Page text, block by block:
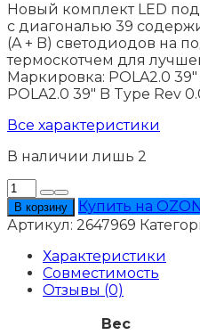
Новый комплект LED
с диагональю 39
(A + B) светодиодов на
термоскотчем для
Маркировка: POLA2.0 39"
POLA2.0 39" B Type Rev
Все характеристики
В наличии лишь 2
Количество
товара
Подсветка
LG
39LN5707
В корзину
Купить на
Артикул: 2647969
Характеристики
Совместимость
Отзывы (0)
Вес